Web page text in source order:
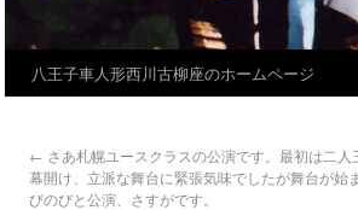
八王子車人形西川古柳座のホームページ
← さあ札幌ユースクラスの公演です。最初は二人
幕開け、立派な舞台に緊張気味でしたが舞台が始
びのびと公演、さすがです。